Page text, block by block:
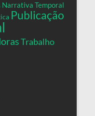
Narrativa Temporal
Publicação
Trabalho